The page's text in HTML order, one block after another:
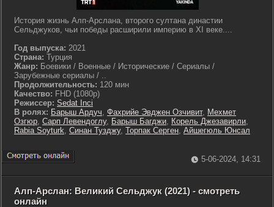
История жизнь Алп-Арслана, второго султана династии
Сельджуков, чьи победы расширили империю в XI веке....
Год выпуска: 2021
Страна: Турция
Жанр: Боевики / Военные / Исторические / Сериалы /
Зарубежные сериалы / ..
Продолжительность: 120 мин
Качество: FHD (1080p)
Режиссер: Sedat Inci
В ролях: Барыш Ардуч, Фахрийе Эвджен Озчивит, Мехмет
Озгюр, Сарп Левендоглу, Барыш Багджи, Корель Джезавирли,
Rabia Soyturk, Синан Тузджу, Торпак Серген, Айшегюль Юнсал
5-06-2024, 14:31
Алп-Арслан: Великий Сельджук (2021) - смотреть
онлайн